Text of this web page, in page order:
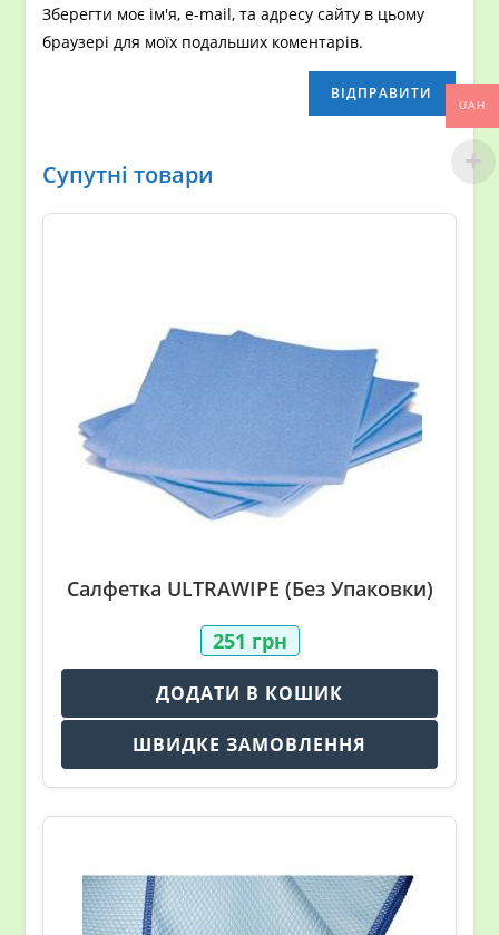
Зберегти моє ім'я, e-mail, та адресу сайту в цьому
браузері для моїх подальших коментарів.
Супутні товари
Салфетка ULTRAWIPE (Без Упаковки)
251 грн
ДОДАТИ В КОШИК
ШВИДКЕ ЗАМОВЛЕННЯ
UAH